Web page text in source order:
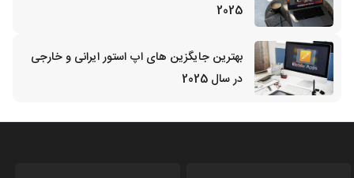
2025
بهترین جایگزین‌ های اپ استور ایرانی و خارجی
در سال 2025